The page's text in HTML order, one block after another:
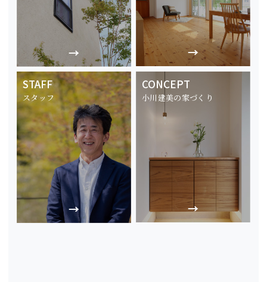
STAFF
スタッフ
CONCEPT
小川建美の家づくり